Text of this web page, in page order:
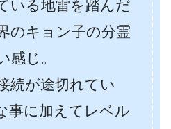
いる地雷を踏んだ
のキョン子の分霊
感じ。
続が途切れてい
事に加えてレベル